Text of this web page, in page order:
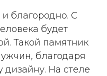
и благородно. С
будет
Такой памятник
благодаря
дизайну. На стеле